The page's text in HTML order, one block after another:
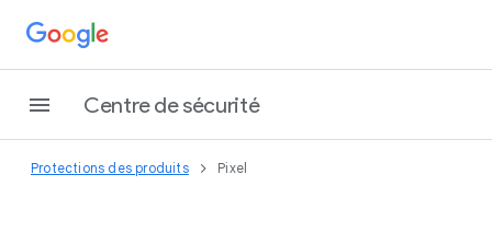
Centre de sécurité
Protections des produits Pixel